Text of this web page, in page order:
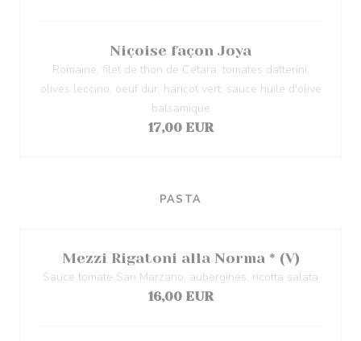
Niçoise façon Joya
Romaine, filet de thon de Cetara, tomates datterini,
olives leccino, oeuf dur, haricot vert, sauce huile d'olive
balsamique
17,00 EUR
PASTA
Mezzi Rigatoni alla Norma * (V)
Sauce tomate San Marzano, aubergines, ricotta salata
16,00 EUR